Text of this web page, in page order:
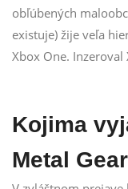
obľúbených
existuje) žije veľa
Xbox One.
Kojima
Metal